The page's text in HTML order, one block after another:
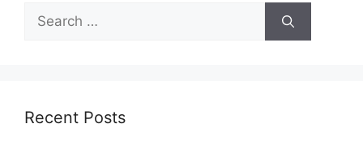
Recent Posts